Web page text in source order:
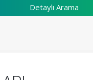
Detaylı Arama